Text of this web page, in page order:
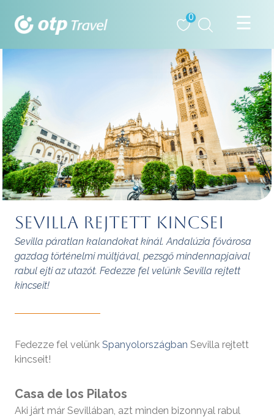
0
Sevilla rejtett kincsei
Sevilla páratlan kalandokat kínál. Andalúzia fővárosa
gazdag történelmi múltjával, pezsgő mindennapjaival
rabul ejti az utazót. Fedezze fel velünk Sevilla rejtett
kincseit!
Fedezze fel velünk Spanyolországban Sevilla rejtett
kincseit!
Casa de los Pilatos
Aki járt már Sevillában, azt minden bizonnyal rabul